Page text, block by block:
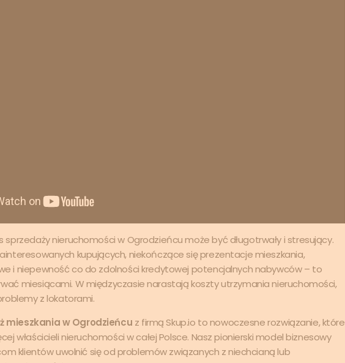
sprzedaży nieruchomości w Ogrodzieńcu może być długotrwały i stresujący.
kupujących, niekończące się prezentacje mieszkania,
i niepewność co do zdolności kredytowej potencjalnych nabywców – to
miesiącami. W międzyczasie narastają koszty utrzymania nieruchomości,
z lokatorami.
mieszkania w Ogrodzieńcu z firmą Skup.io to nowoczesne rozwiązanie, które
właścicieli nieruchomości w całej Polsce. Nasz pionierski model biznesowy
klientów uwolnić się od problemów związanych z niechcianą lub